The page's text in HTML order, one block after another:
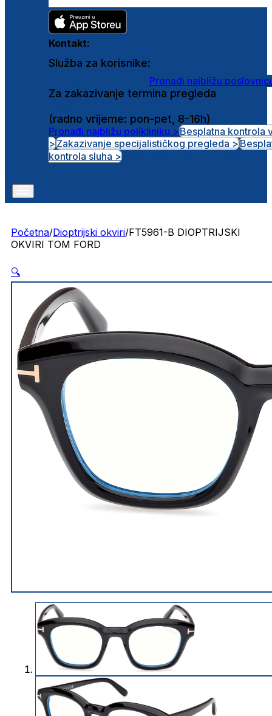
Kontakt:
Služba za korisnike:
Pronađi najbližu
Za zakazivanje termina pregleda
(radno vrijeme: pon-pet, 8-16h)
Pronađi najbližu polikliniku >Besplatna kontrola
>Zakazivanje specijalističkog pregleda >
kontrola sluha >
Početna/Dioptrijski okviri/FT5961-B DIOPTRIJSKI
OKVIRI TOM FORD
🔍